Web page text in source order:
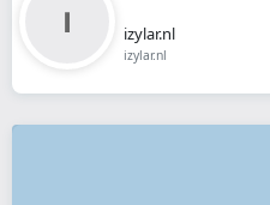
izylar.nl
izylar.nl